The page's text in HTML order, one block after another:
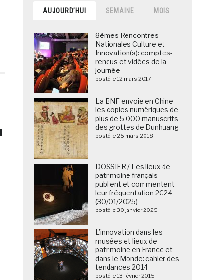
AUJOURD’HUI SEMAINE MOIS
8èmes Rencontres
Nationales Culture et
Innovation(s): comptes-
rendus et vidéos de la
journée
posté le 12 mars 2017
La BNF envoie en Chine
les copies numériques de
plus de 5 000 manuscrits
des grottes de Dunhuang
posté le 25 mars 2018
DOSSIER / Les lieux de
patrimoine français
publient et commentent
leur fréquentation 2024
(30/01/2025)
posté le 30 janvier 2025
L’innovation dans les
musées et lieux de
patrimoine en France et
dans le Monde: cahier des
tendances 2014
posté le 13 février 2015